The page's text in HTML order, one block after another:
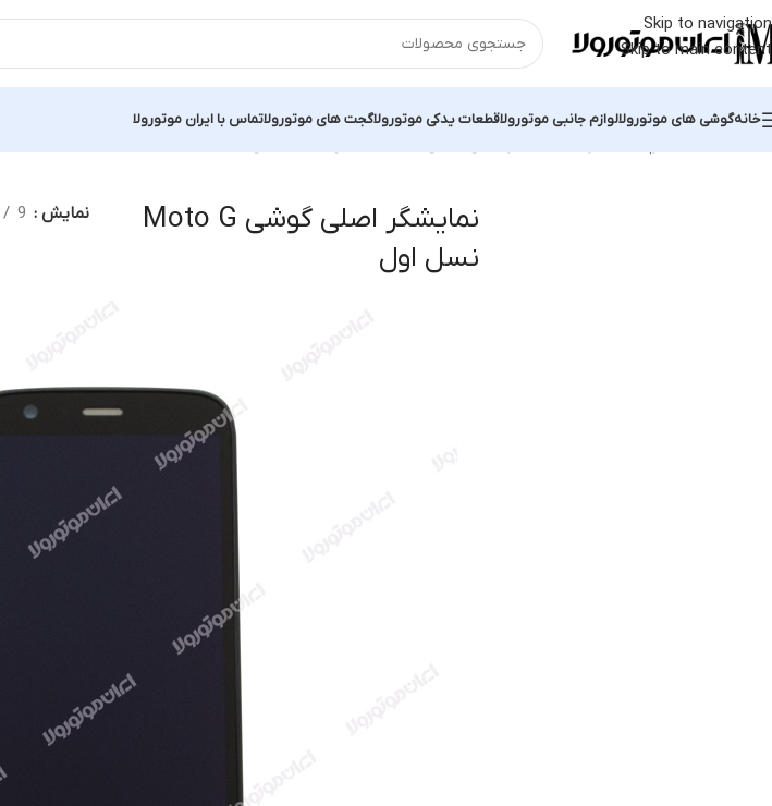
Skip to navigation
Skip to main content
خانهگوشی های موتورولالوازم جانبی موتورولاقطعات یدکی موتورولاگجت های موتورولاتماس با ایران موتورولا
نمایشگر اصلی گوشی Moto G
نسل اول
نمایش 9